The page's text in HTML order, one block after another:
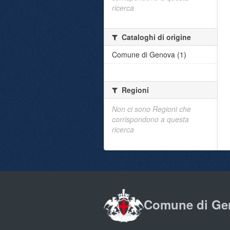
ricerca
Cataloghi di origine
Comune di Genova (1)
Regioni
Non ci sono Regioni che
corrispondono a questa
ricerca
Comune di